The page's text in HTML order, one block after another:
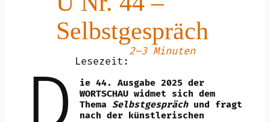
Selbstgespräch
Lesezeit:
2–3 Minuten
ie 44. Ausgabe 2025 der
WORTSCHAU widmet sich dem
ThemaSelbstgesprächund fragt
nach der künstlerischen